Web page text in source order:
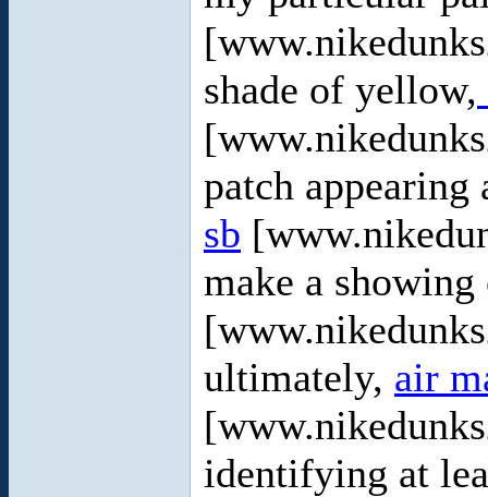
shade of yellow,
patch
sb
make a
ultimately, air
identifying at